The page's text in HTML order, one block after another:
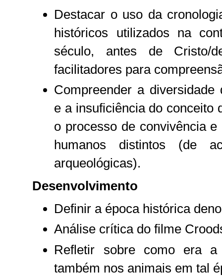
Destacar o uso da
históricos utilizados na
século, antes de Cristo/
facilitadores para
Compreender a
e a insuficiência do conceito
o processo de convivência
humanos distintos (de
arqueológicas).
Desenvolvimento
Definir a época histórica
Análise crítica do filme
Refletir sobre como era
também nos animais em tal